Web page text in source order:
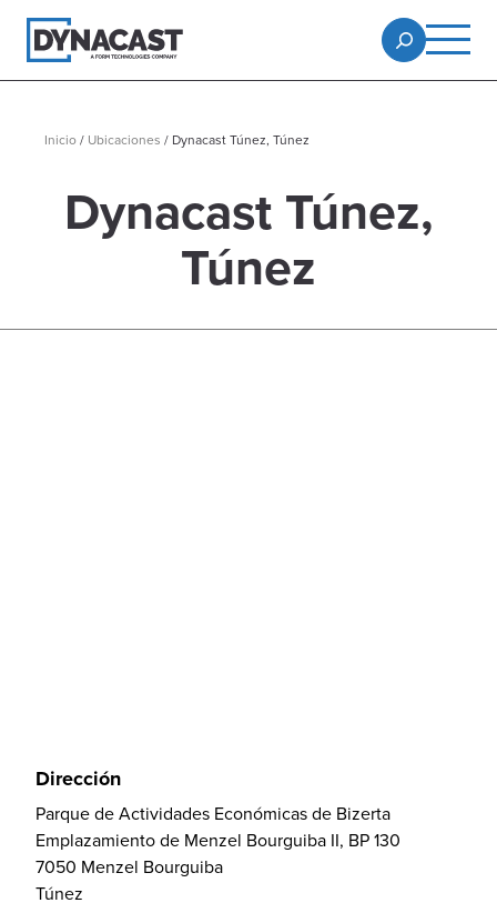
Inicio/ Ubicaciones / Dynacast Túnez, Túnez
Dynacast Túnez,
Túnez
Dirección
Parque de Actividades Económicas de Bizerta
Emplazamiento de Menzel Bourguiba II, BP 130
7050 Menzel Bourguiba
Túnez